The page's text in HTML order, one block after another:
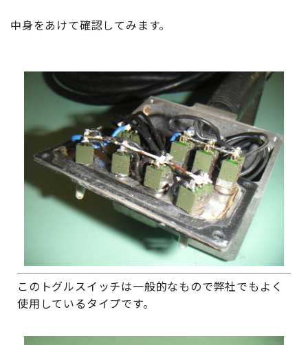
中身をあけて確認してみます。
このトグルスイッチは一般的なもので弊社でもよく
使用しているタイプです。